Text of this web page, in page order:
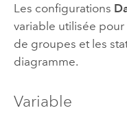
Les configurations
variable utilisée
de groupes et les
diagramme.
Variable